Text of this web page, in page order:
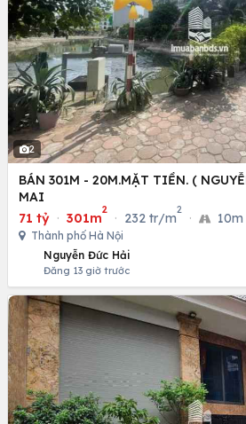
2
BÁN 301M - 20M.MẶT TIỀN. (
MAI
71 tỷ · 301m
2
· 232 tr/m
2
· 10m
Thành phố Hà Nội
Nguyễn Đức Hải
Đăng 13 giờ trước